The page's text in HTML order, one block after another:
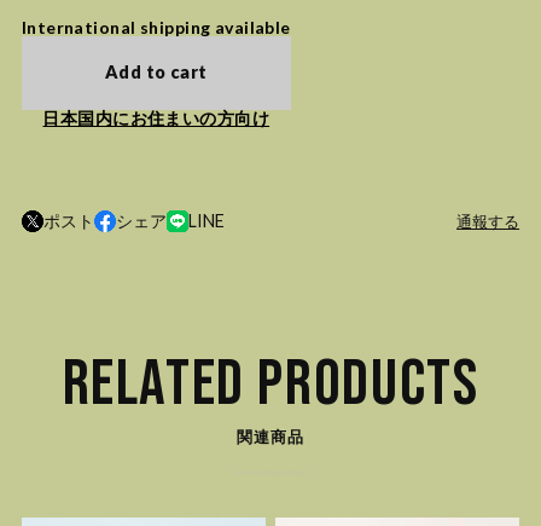
International shipping available
Add to cart
日本国内にお住まいの方向け
ポスト シェア LINE 通報する
RELATED PRODUCTS
関連商品